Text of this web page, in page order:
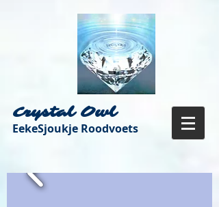
Crystal Owl
EekeSjoukje Roodvoets